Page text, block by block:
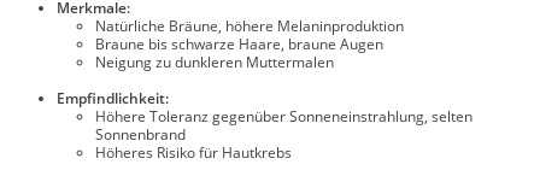
Merkmale:
Natürliche Bräune, höhere Melaninproduktion
Braune bis schwarze Haare, braune Augen
Neigung zu dunkleren Muttermalen
Empfindlichkeit:
Höhere Toleranz gegenüber Sonneneinstrahlung, selten
Sonnenbrand
Höheres Risiko für Hautkrebs